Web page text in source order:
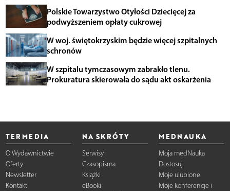
Polskie Towarzystwo Otyłości Dziecięcej za
podwyższeniem opłaty cukrowej
W woj. świętokrzyskim będzie więcej szpitalnych
schronów
W szpitalu tymczasowym zabrakło tlenu.
Prokuratura skierowała do sądu akt oskarżenia
TERMEDIA
O Wydawnictwie
Oferty
Newsletter
Kontakt
NA SKRÓTY
Serwisy
Czasopisma
Książki
eBooki
MEDNAUKA
Moja medNauka
Dostosuj
Moje ulubione
Moje konferencje i